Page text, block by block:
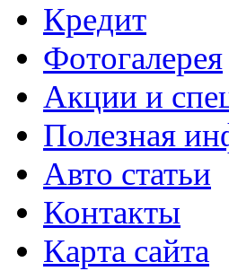
Кредит
Фотогалерея
Акции и
Полезная
Авто статьи
Контакты
Карта сайта